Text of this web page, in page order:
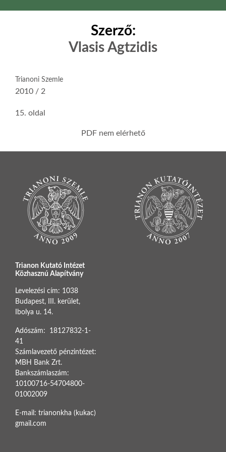
Szerző:
Vlasis Agtzidis
Trianoni Szemle
2010 / 2
15. oldal
PDF nem elérhető
Trianon Kutató Intézet
Közhasznú Alapítvány
Levelezési cím: 1038
Budapest, III. kerület,
Ibolya u. 14.
Adószám: 18127832-1-
41
Számlavezető pénzintézet:
MBH Bank Zrt.
Bankszámlaszám:
10100716-54704800-
01002009
E-mail: trianonkha (kukac)
gmail.com